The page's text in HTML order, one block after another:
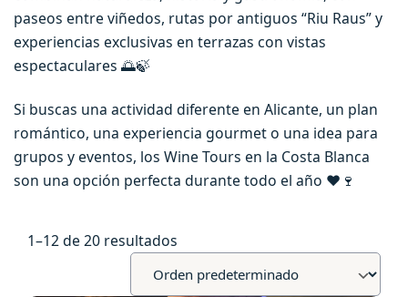
paseos entre viñedos, rutas por antiguos “Riu Raus” y
experiencias exclusivas en terrazas con vistas
espectaculares 🌅🍃
Si buscas una actividad diferente en Alicante, un plan
romántico, una experiencia gourmet o una idea para
grupos y eventos, los Wine Tours en la Costa Blanca
son una opción perfecta durante todo el año ❤️🍷
1–12 de 20 resultados